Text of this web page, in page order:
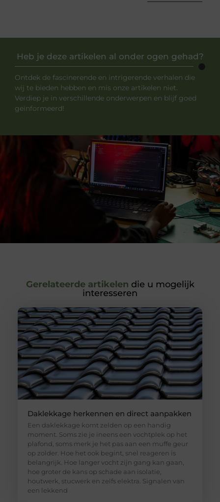
Heb je deze artikelen al onder ogen gehad?
Ontdek de fascinerende en intrigerende verhalen die
wij te bieden hebben en mis onze artikelen niet.
Verdiep je in verschillende onderwerpen en blijf goed
geïnformeerd!
Gerelateerde artikelen die u mogelijk
interesseren
Daklekkage herkennen en direct aanpakken
Een daklekkage komt zelden op een handig
moment. Soms zie je ineens een vochtplek op het
plafond, soms merk je het pas aan een muffe geur
op zolder. Hoe het ook begint, snel reageren is
belangrijk. Hoe langer vocht zijn gang kan gaan,
hoe groter de kans op schade aan isolatie,
houtwerk, stucwerk en zelfs elektra. Signalen van
een lekkend